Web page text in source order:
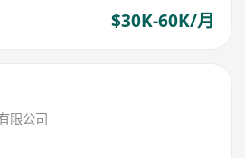
$30K-60K/月
限公司